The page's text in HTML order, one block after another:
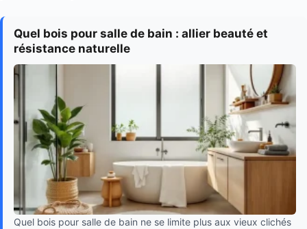
Quel bois pour salle de bain : allier beauté et
résistance naturelle
Quel bois pour salle de bain ne se limite plus aux vieux clichés